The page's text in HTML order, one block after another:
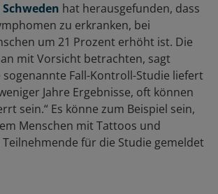
hat herausgefunden, dass
zu erkranken, bei
um 21 Prozent erhöht ist. Die
mit Vorsicht betrachten, sagt
sogenannte Fall-Kontroll-Studie liefert
Jahre Ergebnisse, oft können
sein.“ Es könne zum Beispiel sein,
Menschen mit Tattoos und
für die Studie gemeldet